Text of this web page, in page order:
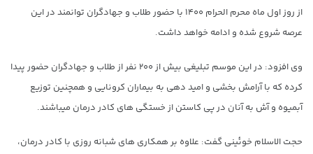
از روز اول ماه محرم الحرام ۱۴۰۰ با حضور طلاب و جهادگران توانمند در این
عرصه شروع شده و ادامه خواهد داشت.
وی افزود: در این موسم تبلیغی بیش از ۲۰۰ نفر از طلاب و جهادگران حضور پیدا
کرده که با آرامش بخشی و امید دهی به بیماران کرونایی و همچنین توزیع
آبمیوه و آش به آنان در پی کاستن از خستگی های کادر درمان میباشند.
حجت الاسلام خوئینی گفت: علاوه بر همکاری های شبانه روزی با کادر درمان،